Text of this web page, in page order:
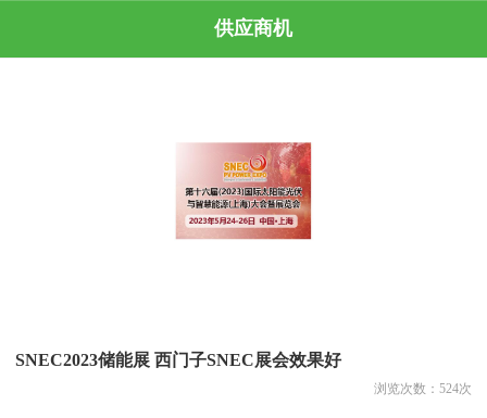
供应商机
SNEC2023储能展 西门子SNEC展会效果好
浏览次数： 524次